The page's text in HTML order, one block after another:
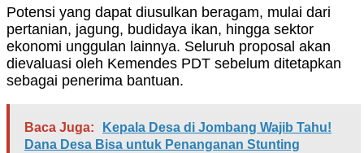
Potensi yang dapat diusulkan beragam, mulai dari
pertanian, jagung, budidaya ikan, hingga sektor
ekonomi unggulan lainnya. Seluruh proposal akan
dievaluasi oleh Kemendes PDT sebelum ditetapkan
sebagai penerima bantuan.
Baca Juga:
Kepala Desa di Jombang Wajib Tahu!
Dana Desa Bisa untuk Penanganan Stunting